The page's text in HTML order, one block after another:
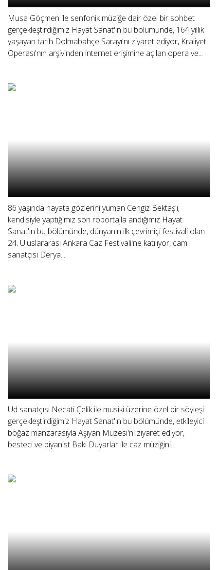
Musa Göçmen ile senfonik müziğe dair özel bir sohbet
gerçekleştirdiğimiz Hayat Sanat'ın bu bölümünde, 164 yıllık
yaşayan tarih Dolmabahçe Sarayı'nı ziyaret ediyor, Kraliyet
Operası'nın arşivinden internet erişimine açılan opera ve...
86 yaşında hayata gözlerini yuman Cengiz Bektaş'ı,
kendisiyle yaptığımız son röportajla andığımız Hayat
Sanat'ın bu bölümünde, dünyanın ilk çevrimiçi festivali olan
24. Uluslararası Ankara Caz Festivali'ne katılıyor, cam
sanatçısı Derya...
Ud sanatçısı Necati Çelik ile musiki üzerine özel bir söyleşi
gerçekleştirdiğimiz Hayat Sanat'ın bu bölümünde, etkileyici
boğaz manzarasıyla Aşiyan Müzesi'ni ziyaret ediyor,
besteci ve piyanist Baki Duyarlar ile caz müziğini...